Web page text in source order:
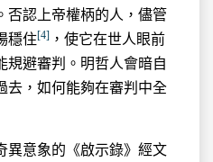
否認上帝權柄的人，儘管
穩住[4] ，使它在世人眼前
規避審判。明哲人會暗自
去，如何能夠在審判中全
異意象的《啟示錄》經文